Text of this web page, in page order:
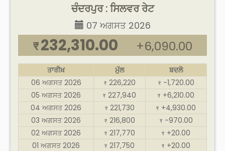
ਚੰਦਰਪੁਰ : ਸਿਲਵਰ ਰੇਟ
07 ਅਗਸਤ 2026
₹ 232,310.00 +6,090.00
ਤਾਰੀਖ਼ ਮੁੱਲ
ਬਦਲੋ
06 ਅਗਸਤ 2026
₹ 226,220 ₹ -1,720.00
05 ਅਗਸਤ 2026
₹ 227,940 ₹ +6,210.00
04 ਅਗਸਤ 2026
₹ 221,730 ₹ +4,930.00
03 ਅਗਸਤ 2026
₹ 216,800 ₹ -970.00
02 ਅਗਸਤ 2026
₹ 217,770 ₹ +20.00
01 ਅਗਸਤ 2026
₹ 217,750 ₹ +20.00